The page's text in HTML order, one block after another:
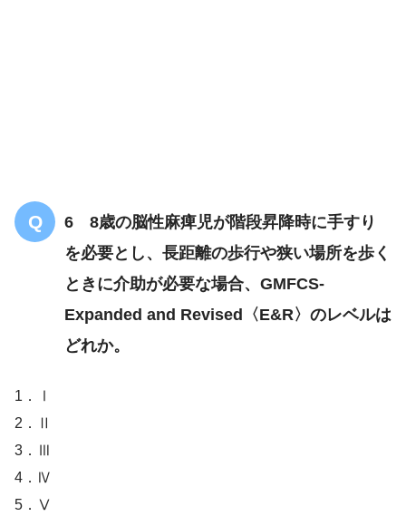
6 8歳の脳性麻痺児が階段昇降時に手すり
を必要とし、長距離の歩行や狭い場所を歩く
ときに介助が必要な場合、GMFCS-
Expanded and Revised〈E&R〉のレベルは
どれか。
1．Ⅰ
2．Ⅱ
3．Ⅲ
4．Ⅳ
5．Ⅴ